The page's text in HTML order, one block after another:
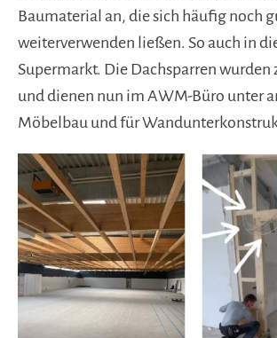
Baumaterial an, die sich häufig noch
weiterverwenden ließen. So auch in
Supermarkt. Die Dachsparren wurden
und dienen nun im AWM-Büro unter
Möbelbau und für